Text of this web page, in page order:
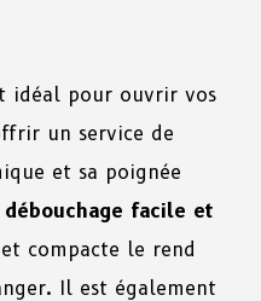
idéal pour ouvrir vos
un service de
et sa poignée
débouchage facile et
compacte le rend
Il est également